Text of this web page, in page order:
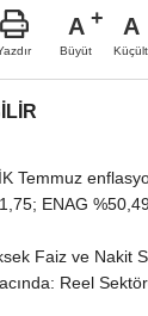
A
Büyüt
A
Küçült
Temmuz
ENAG %50,49
Faiz ve Nakit
Reel